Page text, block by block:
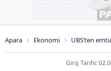
Apara Ekonomi UBS’ten
Giriş Tarihi: